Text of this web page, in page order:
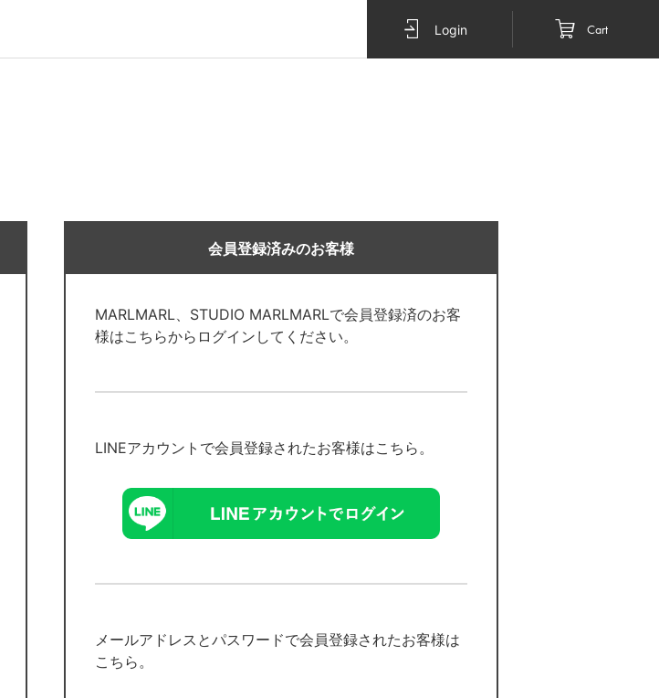
Login Cart
会員登録済みのお客様
MARLMARL、STUDIO MARLMARLで会員登録済のお客
様はこちらからログインしてください。
LINEアカウントで会員登録されたお客様はこちら。
メールアドレスとパスワードで会員登録されたお客様は
こちら。